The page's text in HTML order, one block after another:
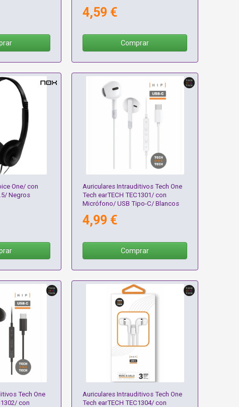
4,59 €
Comprar
One/ con
Negros
Auriculares Intrauditivos Tech One
Tech earTECH TEC1301/ con
Micrófono/ USB Tipo-C/ Blancos
4,99 €
Comprar
Tech One
con
Auriculares Intrauditivos Tech One
Tech earTECH TEC1304/ con